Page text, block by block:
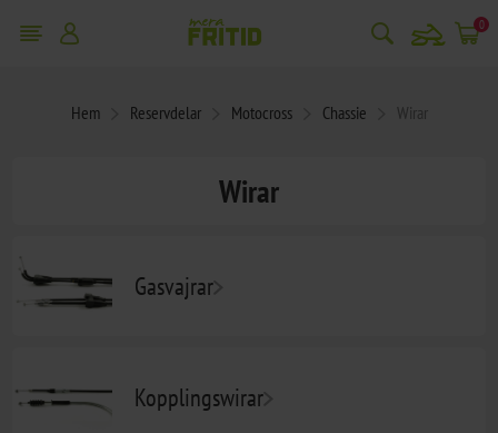
snowmobile 0
Hem Reservdelar Motocross Chassie Wirar
Wirar
Gasvajrar
Kopplingswirar